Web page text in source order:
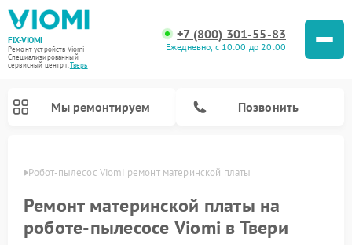
FIX-VIOMI
Ремонт устройств Viomi
Специализированный
cервисный центр г.Тверь
+7 (800) 301-55-83
Ежедневно, с 10:00 до 20:00
Мы ремонтируем Позвонить
Робот-пылесос Viomi ремонт материнской платы
Ремонт материнской платы на
роботе-пылесосе Viomi в Твери